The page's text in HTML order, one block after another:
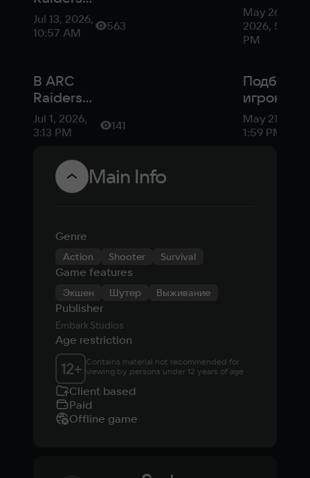
добавили
PvE-режим в
фанатов
Jul 13, 2026,
10:57 AM
563
В ARC
Raiders
полноценно
добавили
Denuvo
Jul 1, 2026,
3:13 PM
141
ARC
релиза
May 26,
2026, 5:01
PM
Подбор
игроков
стилю:
попасть в
May 21,
1:59 PM
Main Info
Genre
Action Shooter Survival
Game features
Экшен Шутер Выживание
Publisher
Embark Studios
Age restriction
12+ Contains material not recommended for
viewing by persons under 12 years of age
Client based
Paid
Offline game